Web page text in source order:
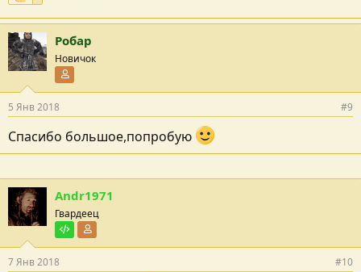
Робар
Новичок
5 Янв 2018 #9
Спасибо большое,попробую
Andr1971
Гвардеец
Тестировщик
7 Янв 2018 #10